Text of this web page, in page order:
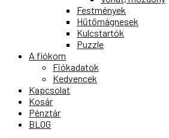
Festmények
Hűtőmágnesek
Kulcstartók
Puzzle
A fiókom
Fiókadatok
Kedvencek
Kapcsolat
Kosár
Pénztár
BLOG